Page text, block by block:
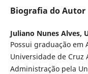
Biografia do Autor
Juliano Nunes Alves,
Possui graduação em
Universidade de Cruz
Administração pela